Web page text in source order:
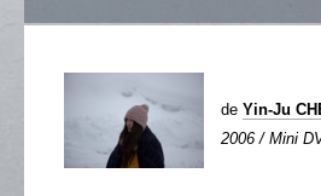
de Yin-Ju
2006 / Mini